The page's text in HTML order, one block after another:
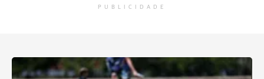
PUBLICIDADE